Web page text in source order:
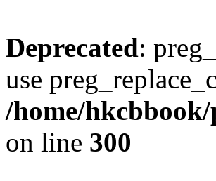
Deprecated:
use
/home/
on line 300